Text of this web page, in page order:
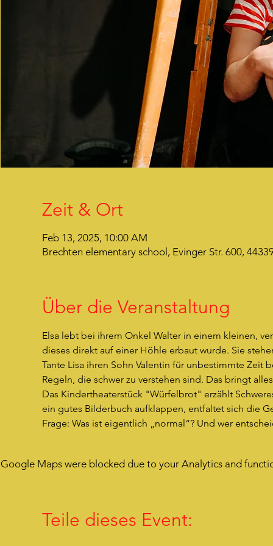
Zeit & Ort
Feb 13, 2025, 10:00 AM
Brechten elementary school, Evinger Str. 600,
Über die Veranstaltung
Elsa lebt bei ihrem Onkel Walter in einem kleinen,
dieses direkt auf einer Höhle erbaut wurde. Sie
Tante Lisa ihren Sohn Valentin für unbestimmte Zeit
Regeln, die schwer zu verstehen sind. Das bringt
Das Kindertheaterstück "Würfelbrot" erzählt
ein gutes Bilderbuch aufklappen, entfaltet sich die
Frage: Was ist eigentlich „normal“? Und wer
Google Maps were blocked due to your Analytics and
Teile dieses Event: